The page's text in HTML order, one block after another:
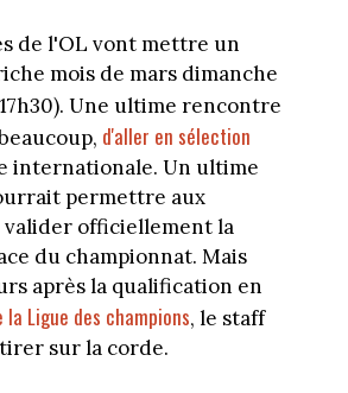
de l'OL vont mettre un
mois de mars dimanche
Une ultime rencontre
d'aller en sélection
internationale. Un ultime
permettre aux
valider officiellement la
du championnat. Mais
après la qualification en
Ligue des champions, le staff
sur la corde.